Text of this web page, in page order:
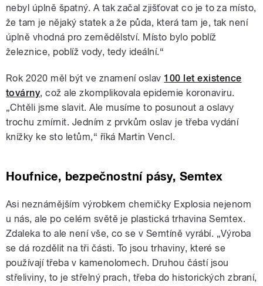
nebyl úplně špatný. A tak začal zjišťovat co je to za místo,
že tam je nějaký statek a že půda, která tam je, tak není
úplně vhodná pro zemědělství. Místo bylo poblíž
železnice, poblíž vody, tedy ideální.“
Rok 2020 měl být ve znamení oslav100 let existence
továrny, což ale zkomplikovala epidemie koronaviru.
„Chtěli jsme slavit. Ale musíme to posunout a oslavy
trochu zmírnit. Jedním z prvkům oslav je třeba vydání
knížky ke sto letům,“ říká Martin Vencl.
Houfnice, bezpečnostní pásy, Semtex
Asi neznámějším výrobkem chemičky Explosia nejenom
u nás, ale po celém světě je plastická trhavina Semtex.
Zdaleka to ale není vše, co se v Semtíně vyrábí. „Výroba
se dá rozdělit na tři části. To jsou trhaviny, které se
používají třeba v kamenolomech. Druhou částí jsou
střeliviny, to je střelný prach, třeba do historických zbraní,